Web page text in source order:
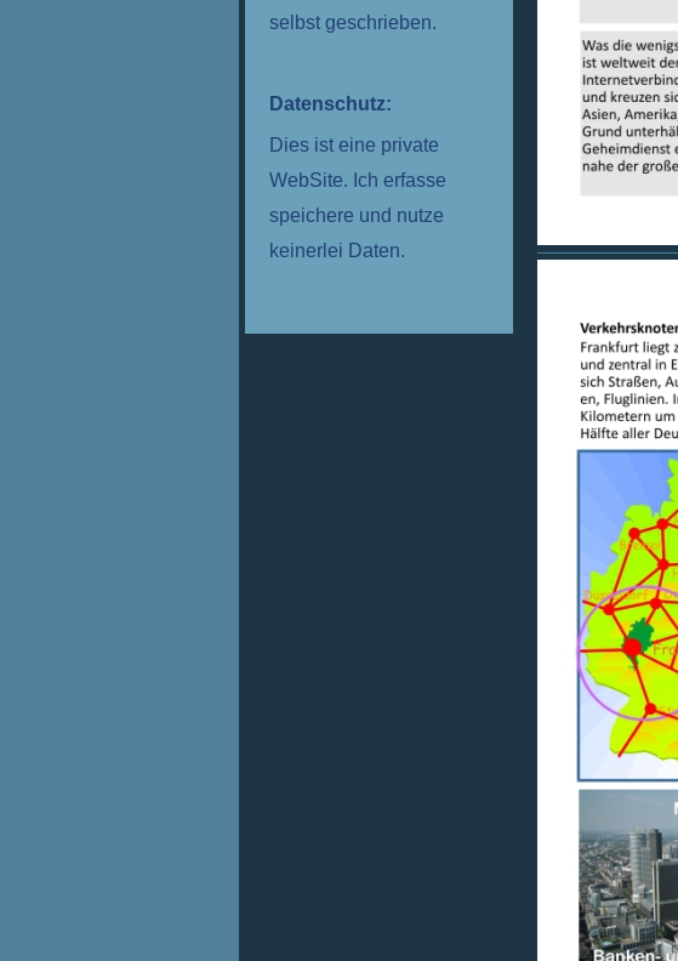
selbst geschrieben.
Datenschutz:
Dies ist eine private
WebSite. Ich erfasse
speichere und nutze
keinerlei Daten.